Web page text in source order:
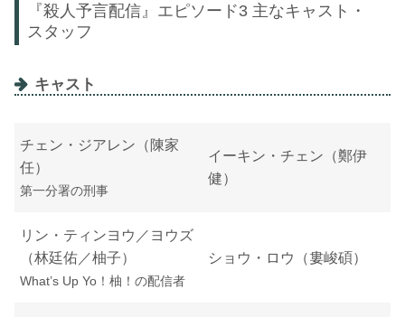
『殺人予言配信』エピソード3 主なキャスト・
スタッフ
キャスト
チェン・ジアレン（陳家
任）
第一分署の刑事
イーキン・チェン（鄭伊
健）
リン・ティンヨウ／ヨウズ
（林廷佑／柚子）
What’s Up Yo！柚！の配信者
ショウ・ロウ（婁峻碩）